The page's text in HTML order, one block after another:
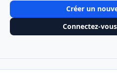
Créer un
Connectez-